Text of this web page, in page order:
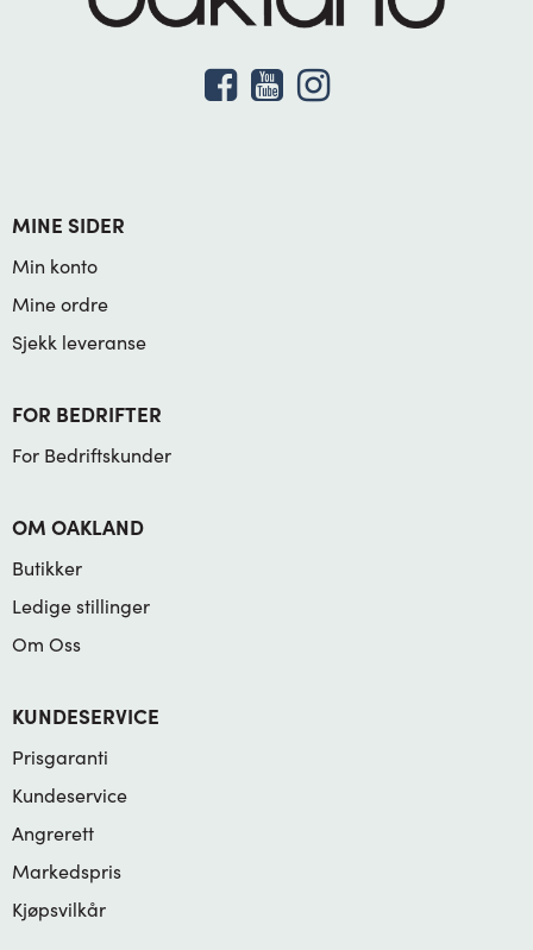
MINE SIDER
Min konto
Mine ordre
Sjekk leveranse
FOR BEDRIFTER
For Bedriftskunder
OM OAKLAND
Butikker
Ledige stillinger
Om Oss
KUNDESERVICE
Prisgaranti
Kundeservice
Angrerett
Markedspris
Kjøpsvilkår